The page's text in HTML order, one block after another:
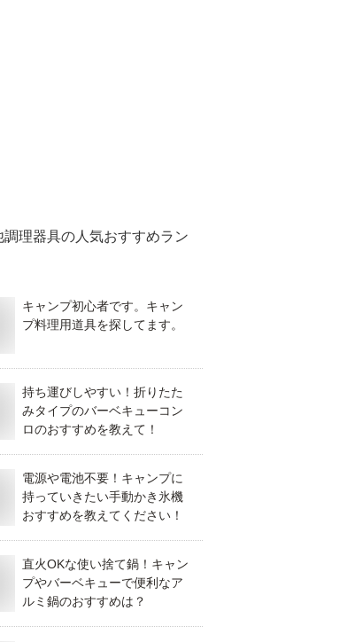
調理器具の人気おすすめラン
キャンプ初心者です。キャン
プ料理用道具を探してます。
持ち運びしやすい！折りたた
みタイプのバーベキューコン
ロのおすすめを教えて！
電源や電池不要！キャンプに
持っていきたい手動かき氷機
おすすめを教えてください！
直火OKな使い捨て鍋！キャン
プやバーベキューで便利なア
ルミ鍋のおすすめは？